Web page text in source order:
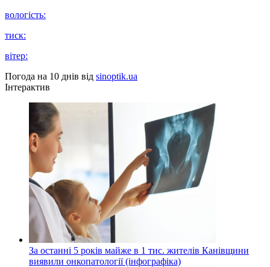
вологість:
тиск:
вітер:
Погода на 10 днів від sinoptik.ua
Інтерактив
За останні 5 років майже в 1 тис. жителів Канівщини
виявили онкопатології (інфографіка)